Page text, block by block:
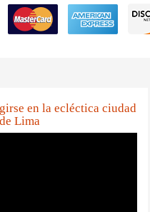
en la ecléctica ciudad
de Lima